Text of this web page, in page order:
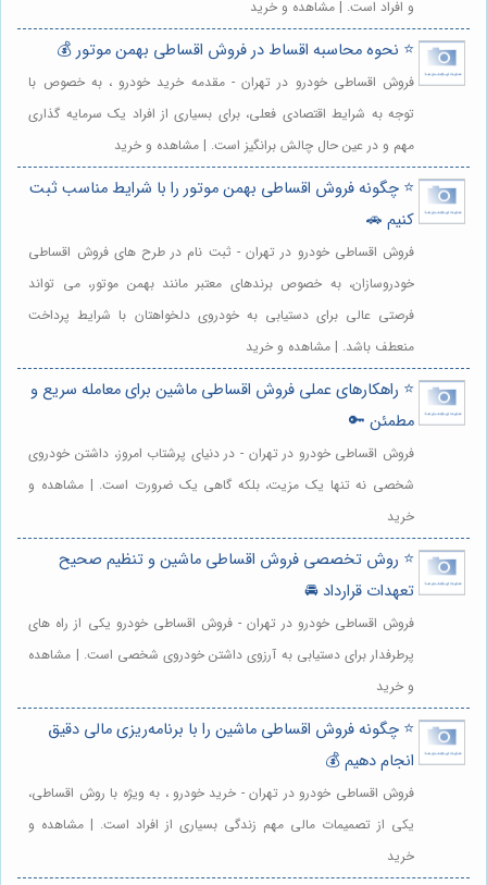
و افراد است. | مشاهده و خرید
⭐️ نحوه محاسبه اقساط در فروش اقساطی بهمن موتور 💰
فروش اقساطی خودرو در تهران - مقدمه خرید خودرو ، به خصوص با
توجه به شرایط اقتصادی فعلی، برای بسیاری از افراد یک سرمایه گذاری
مهم و در عین حال چالش برانگیز است. | مشاهده و خرید
⭐️ چگونه فروش اقساطی بهمن موتور را با شرایط مناسب ثبت
کنیم 🚗
فروش اقساطی خودرو در تهران - ثبت نام در طرح های فروش اقساطی
خودروسازان، به خصوص برندهای معتبر مانند بهمن موتور، می تواند
فرصتی عالی برای دستیابی به خودروی دلخواهتان با شرایط پرداخت
منعطف باشد. | مشاهده و خرید
⭐️ راهکارهای عملی فروش اقساطی ماشین برای معامله سریع و
مطمئن 🔑
فروش اقساطی خودرو در تهران - در دنیای پرشتاب امروز، داشتن خودروی
شخصی نه تنها یک مزیت، بلکه گاهی یک ضرورت است. | مشاهده و
خرید
⭐️ روش تخصصی فروش اقساطی ماشین و تنظیم صحیح
تعهدات قرارداد 🚘
فروش اقساطی خودرو در تهران - فروش اقساطی خودرو یکی از راه های
پرطرفدار برای دستیابی به آرزوی داشتن خودروی شخصی است. | مشاهده
و خرید
⭐️ چگونه فروش اقساطی ماشین را با برنامه‌ریزی مالی دقیق
انجام دهیم 💰
فروش اقساطی خودرو در تهران - خرید خودرو ، به ویژه با روش اقساطی،
یکی از تصمیمات مالی مهم زندگی بسیاری از افراد است. | مشاهده و
خرید